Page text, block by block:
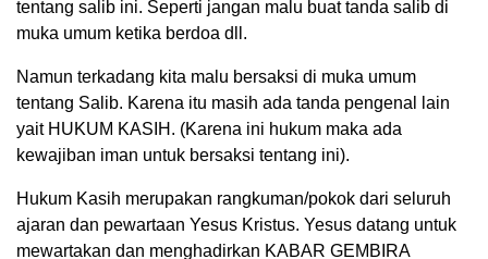
tentang salib ini. Seperti jangan malu buat tanda salib di
muka umum ketika berdoa dll.
Namun terkadang kita malu bersaksi di muka umum
tentang Salib. Karena itu masih ada tanda pengenal lain
yait HUKUM KASIH. (Karena ini hukum maka ada
kewajiban iman untuk bersaksi tentang ini).
Hukum Kasih merupakan rangkuman/pokok dari seluruh
ajaran dan pewartaan Yesus Kristus. Yesus datang untuk
mewartakan dan menghadirkan KABAR GEMBIRA